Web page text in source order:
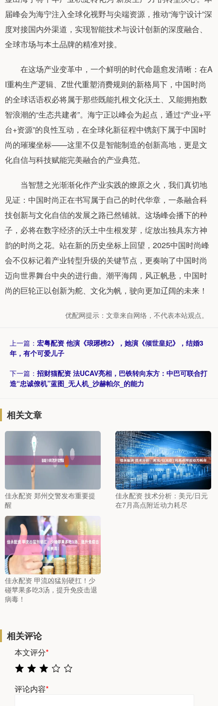
届峰会为海宁注入全球化视野与尖端资源，推动“海宁设计”深
度对接国内外渠道，实现智能技术与设计创新的深度融合、
全球市场与本土品牌的精准对接。
在这场产业变革中，一个鲜明的时代命题愈发清晰：在A
I重构生产逻辑、Z世代重塑消费规则的新格局下，中国时尚
的全球话语权必将属于那些既能扎根文化沃土、又能拥抱数
智浪潮的“生态共建者”。海宁正以峰会为起点，通过“产业+平
台+资源”的良性互动，在全球化新征程中镌刻下属于中国时
尚的璀璨坐标——这里不仅是智能制造的创新高地，更是文
化自信与科技赋能完美融合的产业典范。
当智慧之光渐渐化作产业实践的燎原之火，我们真切地
见证：中国时尚正在书写属于自己的时代华章，一条融合科
技创新与文化自信的发展之路已然铺就。这场峰会播下的种
子，必将在数字经济的沃土中生根发芽，绽放出独具东方神
韵的时尚之花。站在新的历史坐标上回望，2025中国时尚峰
会不仅标记着产业转型升级的关键节点，更奏响了中国时尚
迈向世界舞台中央的进行曲。潮平海阔，风正帆悬，中国时
尚的巨轮正以创新为舵、文化为帆，驶向更加辽阔的未来！
优配网提示：文章来自网络，不代表本站观点。
上一篇： 宏粤配资 他演《琅琊榜2》，她演《倾世皇妃》，结婚3
年，有个可爱儿子
下一篇： 招财猫配资 法UCAV亮相，巴铁转向东方：中巴可联合打
造“忠诚僚机”蓝图_无人机_沙赫帕尔_的能力
相关文章
佳永配资 郑州交警发布重要提
醒
佳永配资 技术分析：美元/日元
在7月高点附近动力耗尽
佳永配资 甲流凶猛别硬扛！少
碰苹果多吃3汤，提升免疫击退
病毒！
相关评论
本文评分*
评论内容*